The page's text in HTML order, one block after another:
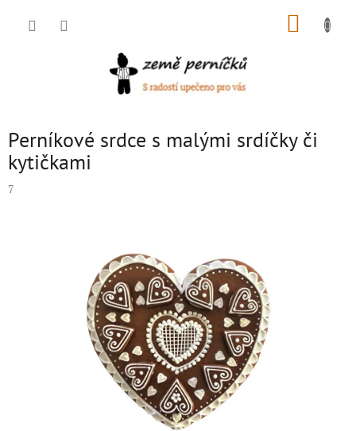
Perníkové srdce s malými srdíčky či
kytičkami
7